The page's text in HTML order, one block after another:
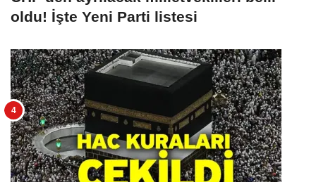
oldu! İşte Yeni Parti listesi